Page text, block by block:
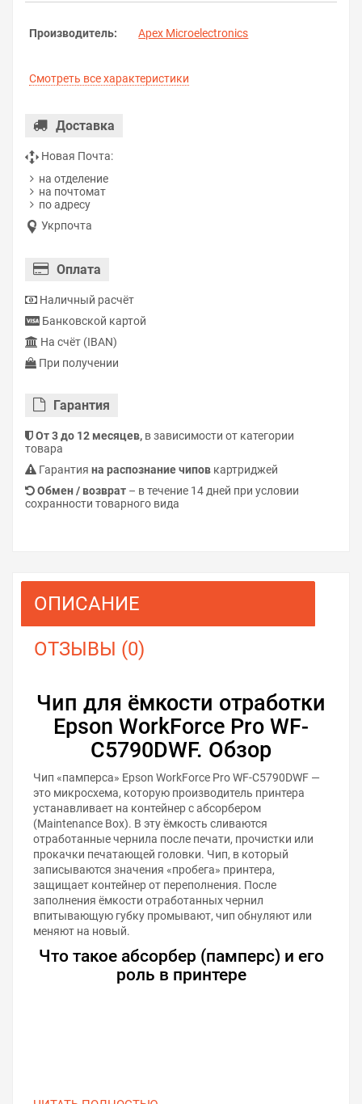
Производитель: Apex Microelectronics
Смотреть все характеристики
Доставка
Новая Почта:
на отделение
на почтомат
по адресу
Укрпочта
Оплата
Наличный расчёт
Банковской картой
На счёт (IBAN)
При получении
Гарантия
От 3 до 12 месяцев, в зависимости от категории
товара
Гарантия на распознание чипов картриджей
Обмен / возврат – в течение 14 дней при условии
сохранности товарного вида
ОПИСАНИЕ
ОТЗЫВЫ (0)
Чип для ёмкости отработки
Epson WorkForce Pro WF-
C5790DWF. Обзор
Чип «памперса» Epson WorkForce Pro WF-C5790DWF —
это микросхема, которую производитель принтера
устанавливает на контейнер с абсорбером
(Maintenance Box). В эту ёмкость сливаются
отработанные чернила после печати, прочистки или
прокачки печатающей головки. Чип, в который
записываются значения «пробега» принтера,
защищает контейнер от переполнения. После
заполнения ёмкости отработанных чернил
впитывающую губку промывают, чип обнуляют или
меняют на новый.
Что такое абсорбер (памперс) и его
роль в принтере